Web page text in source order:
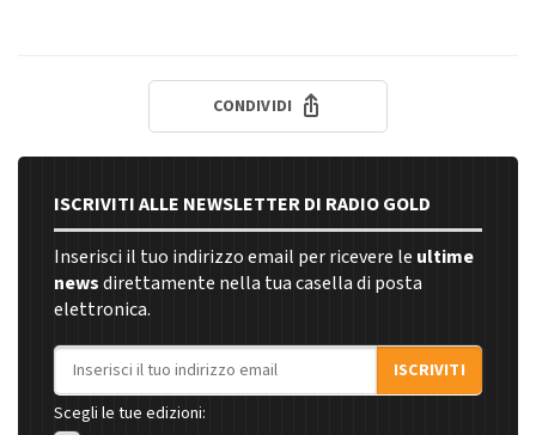
CONDIVIDI
ISCRIVITI ALLE NEWSLETTER DI RADIO GOLD
Inserisci il tuo indirizzo email per ricevere le ultime
newsdirettamente nella tua casella di posta
elettronica.
Indirizzo email
ISCRIVITI
Scegli le tue edizioni: